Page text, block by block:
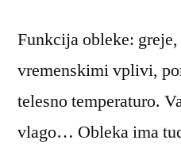
Funkcija obleke:
vremenskimi vplivi,
telesno temperaturo.
vlago… Obleka ima